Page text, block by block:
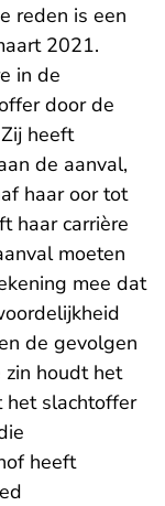
reden is een
2021.
in de
door de
heeft
de aanval,
haar oor tot
haar carrière
moeten
mee dat
de gevolgen
houdt het
het slachtoffer
heeft